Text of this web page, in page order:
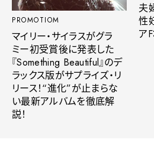
PROMOTIOM
マイリー・サイラスがグラ
ミー初受賞後に発表した
『Something Beautiful』のデ
ラックス版がサプライズ・リ
リース！“進化”が止まらな
い最新アルバムを徹底解
説！
夫
性
ア